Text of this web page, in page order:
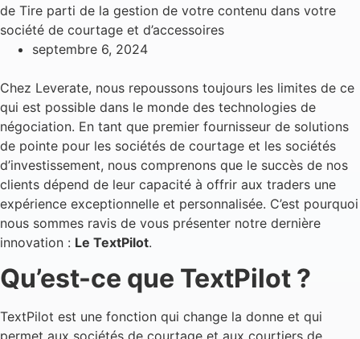
de Tire parti de la gestion de votre contenu dans votre
société de courtage et d’accessoires
septembre 6, 2024
Chez Leverate, nous repoussons toujours les limites de ce
qui est possible dans le monde des technologies de
négociation. En tant que premier fournisseur de solutions
de pointe pour les sociétés de courtage et les sociétés
d’investissement, nous comprenons que le succès de nos
clients dépend de leur capacité à offrir aux traders une
expérience exceptionnelle et personnalisée. C’est pourquoi
nous sommes ravis de vous présenter notre dernière
innovation : Le TextPilot.
Qu’est-ce que TextPilot ?
TextPilot est une fonction qui change la donne et qui